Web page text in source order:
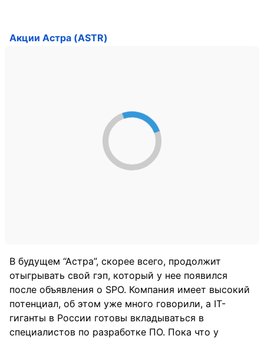
Акции Астра (ASTR)
В будущем “Астра”, скорее всего, продолжит
отыгрывать свой гэп, который у нее появился
после объявления о SPO. Компания имеет высокий
потенциал, об этом уже много говорили, а IT-
гиганты в России готовы вкладываться в
специалистов по разработке ПО. Пока что у